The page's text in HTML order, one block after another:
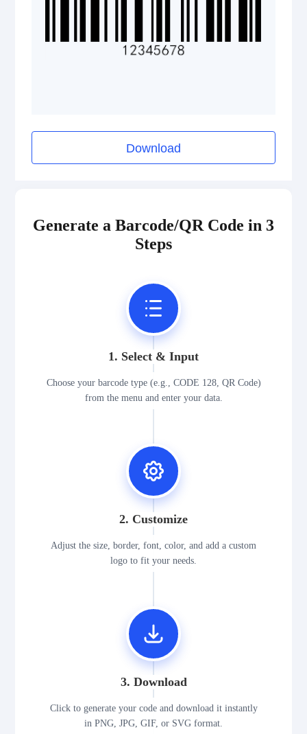
GS1 2D Codes
Download
Generate a Barcode/QR Code in 3
Steps
1. Select & Input
Choose your barcode type (e.g., CODE 128, QR Code)
from the menu and enter your data.
2. Customize
Adjust the size, border, font, color, and add a custom
logo to fit your needs.
3. Download
Click to generate your code and download it instantly
in PNG, JPG, GIF, or SVG format.